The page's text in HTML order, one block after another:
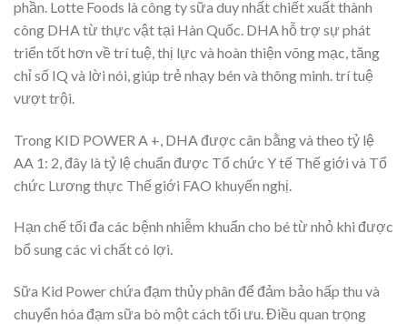
phần. Lotte Foods là công ty sữa duy nhất chiết xuất thành
công DHA từ thực vật tại Hàn Quốc. DHA hỗ trợ sự phát
triển tốt hơn về trí tuệ, thị lực và hoàn thiện võng mạc, tăng
chỉ số IQ và lời nói, giúp trẻ nhạy bén và thông minh. trí tuệ
vượt trội.
Trong KID POWER A +, DHA được cân bằng và theo tỷ lệ
AA 1: 2, đây là tỷ lệ chuẩn được Tổ chức Y tế Thế giới và Tổ
chức Lương thực Thế giới FAO khuyến nghị.
Hạn chế tối đa các bệnh nhiễm khuẩn cho bé từ nhỏ khi được
bổ sung các vi chất có lợi.
Sữa Kid Power chứa đạm thủy phân để đảm bảo hấp thu và
chuyển hóa đạm sữa bò một cách tối ưu. Điều quan trọng